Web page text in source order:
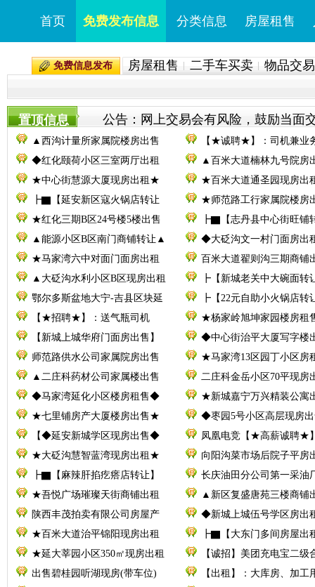
首页 免费发布信息 分类信息 房屋租售
免费信息发布 房屋租售 二手车买卖 物品交易
置顶信息 公告：网上交易会有风险，鼓励当面
▲西沟计量所家属院楼房出售
【★诚聘★】：司机兼业
◆红化颐荷小区三室两厅出租
▲百米大道楠林九号院房
★中心街慧源大厦现房出租★
★百米大道通圣园现房出
┣▇【延安新区寇火锅店转让
★师范路工行家属院楼房
★红化三期B区24号楼5楼出售
┣▇【志丹县中心街旺铺
▲能源小区B区南门商铺转让▲
◆大砭沟文一村门面房出
★马家湾六中对面门面房出租
百米大道翟则沟三期商铺
▲大砭沟水利小区B区现房出租
┣【新城老关中大碗面转
鄂尔多斯盆地大宁-吉县区块延
┣【22元自助小火锅店转
【★招聘★】：送气瓶司机
★杨家岭旭坤家园楼房租
【新城上城华府门面房出售】
◆中心街治平大厦写字楼
师范路供水公司家属院房出售
★马家湾13区园丁小区房
▲二庄科药材公司家属楼出售
二庄科金岳小区70平现房
◆马家湾延化小区楼房租售◆
★新城嘉宁万兴精装公寓
★七里铺房产大厦楼房出售★
◆枣园5号小区高层现房
【◆延安新城学区现房出售◆
凤凰电竞【★高薪诚聘★
★大砭沟慧智蓝湾现房出租★
向阳沟菜市场后院子平房
┣▇【麻辣肝掐疙瘩店转让】
长庆油田分公司第一采油
★吾悦广场璀璨天街商铺出租
▲新区复盛唐苑三楼商铺
陕西丰茂拍卖有限公司房屋产
◆新城上城伍号学区房出
★百米大道治平锦阳现房出租
┣▇【大东门多间房屋出
★延大莘园小区350㎡现房出租
【诚招】美团充电宝二级
出售碧桂园听湖现房(带车位)
【出租】：大库房、加工